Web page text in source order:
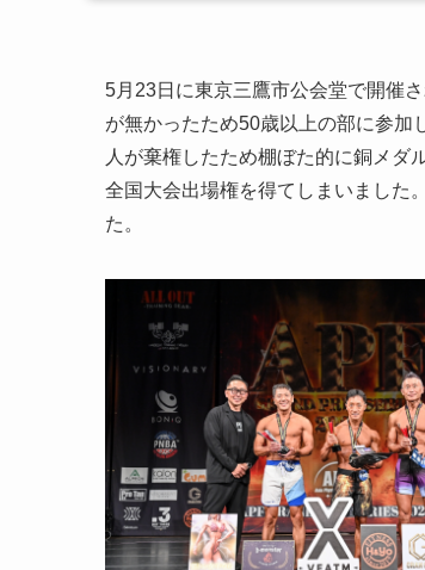
5月23日に東京三鷹市公会堂で開催
が無かったため50歳以上の部に参加
人が棄権したため棚ぼた的に銅メダ
全国大会出場権を得てしまいました
た。